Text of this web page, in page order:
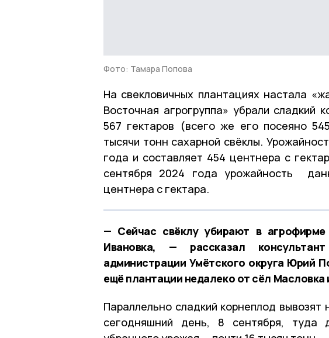
Фото: Тамара Попова
На свекловичных плантациях настала
Восточная агрогруппа» убрали сладкий
567 гектаров (всего же его посеяно
тысячи тонн сахарной свёклы.
года и составляет 454 центнера с
сентября 2024 года урожайность
центнера с гектара.
— Сейчас свёклу убирают в
Ивановка, — рассказал
администрации Умётского округа Юрий
ещё плантации недалеко от сёл Масловка
Параллельно сладкий корнеплод
сегодняшний день, 8 сентября, туда